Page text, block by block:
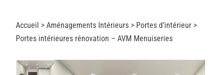
Accueil > Aménagements Intérieurs > Portes d’intérieur >
Portes intérieures rénovation – AVM Menuiseries